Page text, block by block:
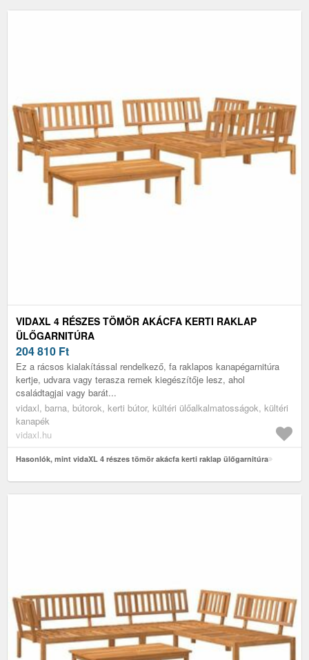
VIDAXL 4 RÉSZES TÖMÖR AKÁCFA KERTI RAKLAP
ÜLŐGARNITÚRA
204 810 Ft
Ez a rácsos kialakítással rendelkező, fa raklapos kanapégarnitúra
kertje, udvara vagy terasza remek kiegészítője lesz, ahol
családtagjai vagy barát...
vidaxl, barna, bútorok, kerti bútor, kültéri ülőalkalmatosságok, kültéri
kanapék
vidaxl.hu
Hasonlók, mint vidaXL 4 részes tömör akácfa kerti raklap ülőgarnitúra